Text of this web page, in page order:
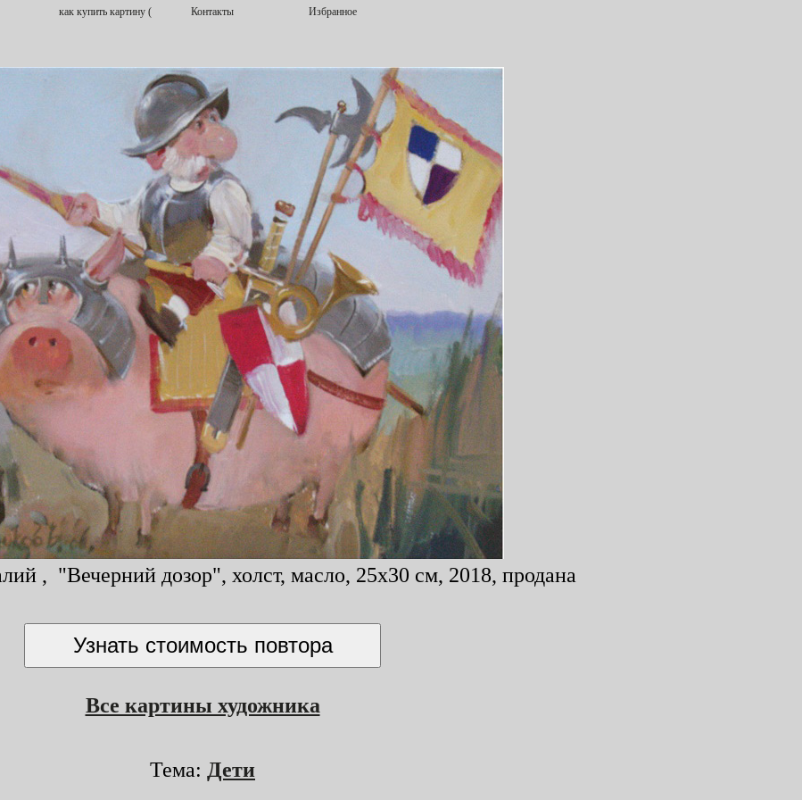
, "Вечерний дозор", холст, масло, 25x30 см, 2018, продана
Все картины художника
Тема: Дети